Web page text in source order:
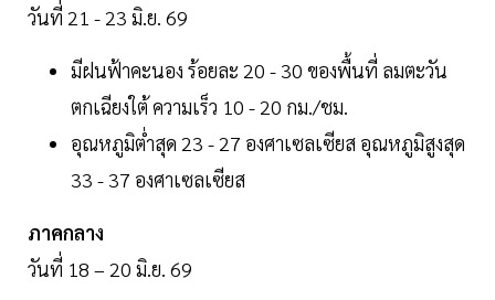
วันที่ 21 - 23 มิ.ย. 69
มีฝนฟ้าคะนอง ร้อยละ 20 - 30 ของพื้นที่ ลมตะวัน
ตกเฉียงใต้ ความเร็ว 10 - 20 กม./ชม.
อุณหภูมิต่ำสุด 23 - 27 องศาเซลเซียส อุณหภูมิสูงสุด
33 - 37 องศาเซลเซียส
ภาคกลาง
วันที่ 18 – 20 มิ.ย. 69